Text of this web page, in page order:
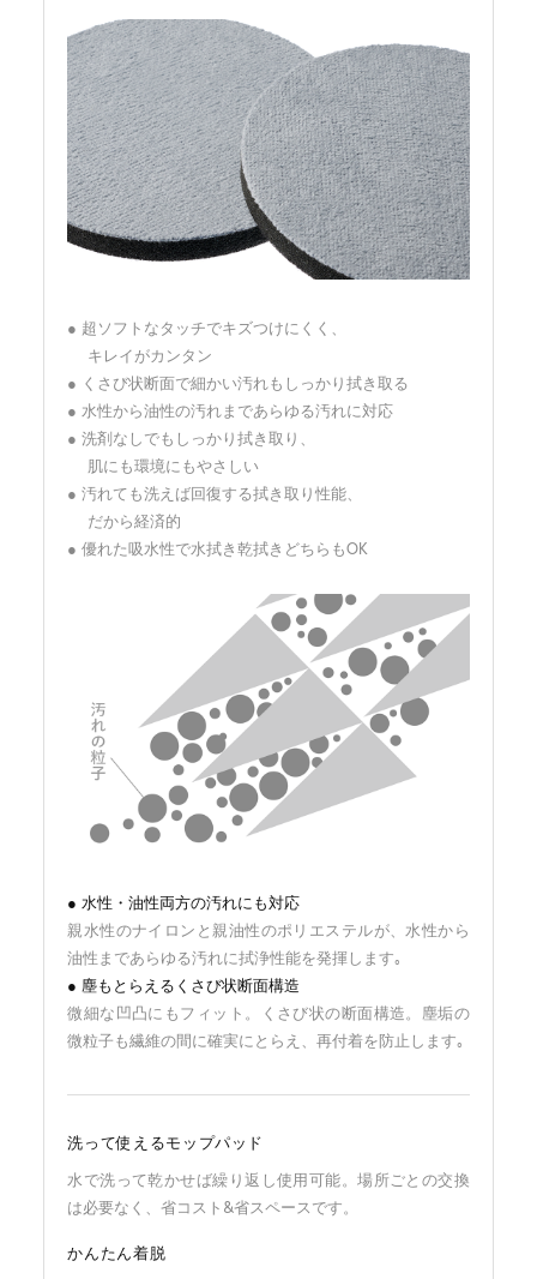
● 超ソフトなタッチでキズつけにくく、
キレイがカンタン
● くさび状断面で細かい汚れもしっかり拭き取る
● 水性から油性の汚れまであらゆる汚れに対応
● 洗剤なしでもしっかり拭き取り、
肌にも環境にもやさしい
● 汚れても洗えば回復する拭き取り性能、
だから経済的
● 優れた吸水性で水拭き乾拭きどちらもOK
● 水性・油性両方の汚れにも対応
親水性のナイロンと親油性のポリエステルが、水性から
油性まであらゆる汚れに拭浄性能を発揮します｡
● 塵もとらえるくさび状断面構造
微細な凹凸にもフィット。くさび状の断面構造。 塵垢の
微粒子も繊維の間に確実にとらえ、再付着を防止します｡
洗って使えるモップパッド
水で洗って乾かせば繰り返し使用可能。場所ごとの交換
は必要なく、省コスト&省スペースです。
かんたん着脱